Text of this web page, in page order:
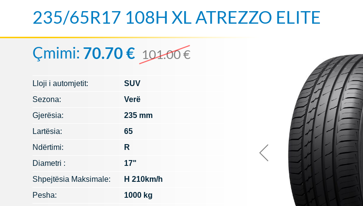
235/65R17 108H XL ATREZZO ELITE
Çmimi: 70.70 € 101.00 €
Lloji i automjetit:
SUV
Sezona:
Verë
Gjerësia:
235 mm
Lartësia:
65
Ndërtimi:
R
Diametri :
17"
Shpejtësia Maksimale:
H 210km/h
Pesha:
1000 kg